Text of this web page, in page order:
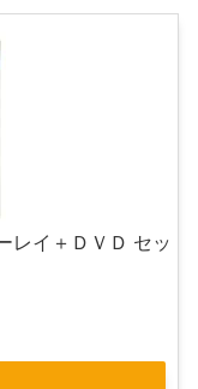
レイ＋ＤＶＤ セッ